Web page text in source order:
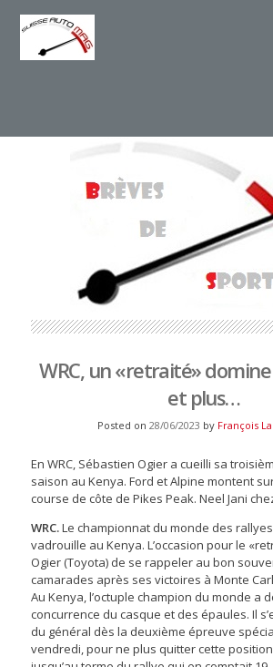
WRC, un «retraité»
et plus…
Posted on 28/06/2023 by François
En WRC, Sébastien Ogier a cueilli sa
saison au Kenya. Ford et Alpine montent
course de côte de Pikes Peak. Neel Jani
WRC.Le championnat du monde des rallyes
vadrouille au Kenya. L’occasion pour le
Ogier (Toyota) de se rappeler au bon
camarades après ses victoires à Monte
Au Kenya, l’octuple champion du monde a
concurrence du casque et des épaules. Il
du général dès la deuxième épreuve
vendredi, pour ne plus quitter cette